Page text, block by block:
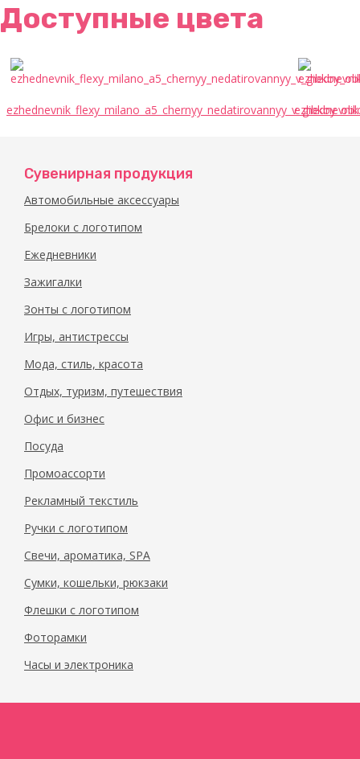
Доступные цвета
Сувенирная продукция
Автомобильные аксессуары
Брелоки с логотипом
Ежедневники
Зажигалки
Зонты с логотипом
Игры, антистрессы
Мода, стиль, красота
Отдых, туризм, путешествия
Офис и бизнес
Посуда
Промоассорти
Рекламный текстиль
Ручки с логотипом
Свечи, ароматика, SPA
Сумки, кошельки, рюкзаки
Флешки с логотипом
Фоторамки
Часы и электроника